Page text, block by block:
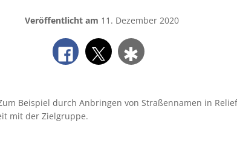
Veröffentlicht am 11. Dezember 2020
Beispiel durch Anbringen von Straßennamen in
mit der Zielgruppe.